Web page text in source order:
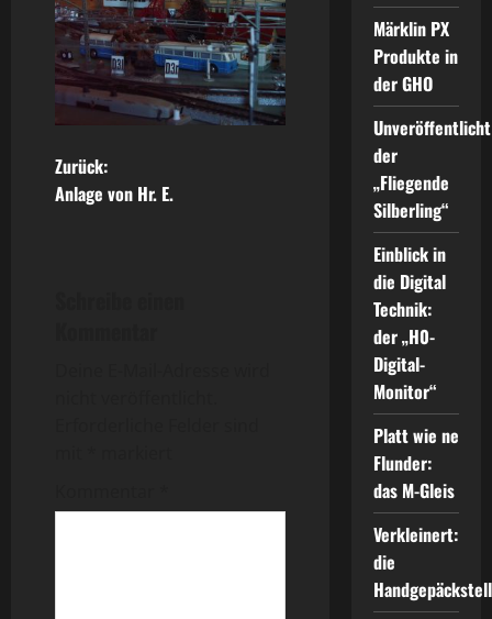
B
s
Zurück:
Anlage von Hr. E.
Märklin PX
Produkte in
der GHO
der
„Fliegende
Silberling“
Einblick in
die Digital
Technik:
der „H0-
Digital-
Monitor“
Platt wie ne
Flunder:
das M-Gleis
Verkleinert:
die